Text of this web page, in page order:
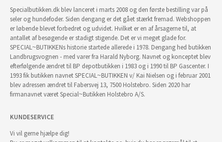
Specialbutikken.dk blev lanceret i marts 2008 og den første bestilling var på
seler og hundefoder. Siden dengang er det gået stærkt fremad. Webshoppen
er løbende blevet forbedret og udvidet. Hvilket er en af årsagerne til, at
antallet af besøgende er stadigt stigende. Det er vi meget glade for.
SPECIAL~BUTIKKENs historie startede allerede i 1978. Dengang hed butikken
Landbrugsvognen - med varer fra Harald Nyborg. Navnet og konceptet blev
efterfølgende ændret til BP depotbutikken i 1983 og i 1990 til BP Gascenter. I
1993 fik butikken navnet SPECIAL~BUTIKKEN v/ Kai Nielsen og i februar 2001
blev adressen ændret til Fabersvej 13, 7500 Holstebro. Siden 2020 har
firmanavnet været Special~Butikken Holstebro A/S.
KUNDESERVICE
Vi vil gerne hjælpe dig!